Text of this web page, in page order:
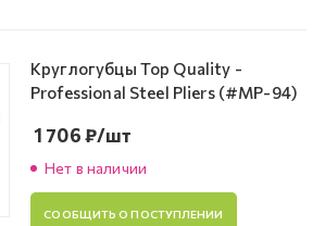
Круглогубцы Top Quality -
Professional Steel Pliers (#MP-94)
Нет в наличии
1 706₽/шт
СООБЩИТЬ О ПОСТУПЛЕНИИ